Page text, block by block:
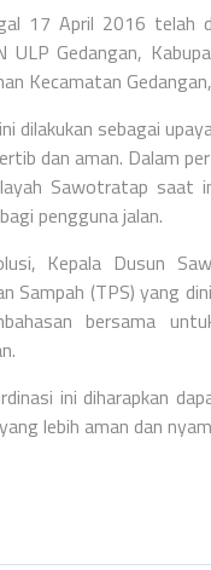
17 April 2016 telah
ULP Gedangan,
Kecamatan
dilakukan sebagai
dan aman. Dalam
Sawotratap saat
pengguna jalan.
Kepala Dusun
Sampah (TPS) yang
bersama
ini diharapkan
lebih aman dan